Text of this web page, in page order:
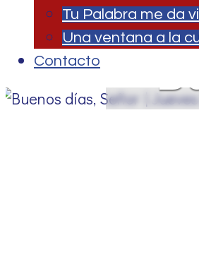
Tu Palabra me da
Una ventana a la
Contacto